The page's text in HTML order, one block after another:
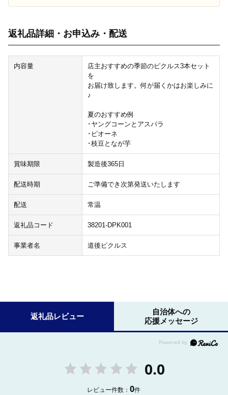
返礼品詳細・お申込み・配送
内容量
店主おすすめの季節のピクルス3本セット
を
お届け致します。何が届くかはお楽しみに
♪
夏のおすすめ例
･ヤングコーンとアスパラ
･ピオーネ
･枝豆となが芋
賞味期限 製造後365日
配送時期 ご準備でき次第発送いたします
配送 常温
返礼品コード 38201-DPK001
事業者名 道後ピクルス
返礼品レビュー
自治体への
応援メッセージ
0.0
レビュー件数：0件